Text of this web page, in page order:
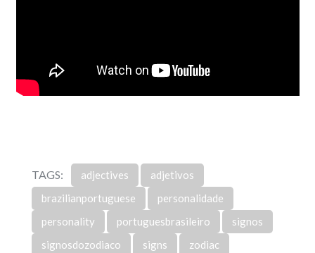
TAGS: adjectives
adjetivos
brazilianportuguese
personalidade
personality
portuguesbrasileiro
signos
signosdozodiaco
signs
zodiac